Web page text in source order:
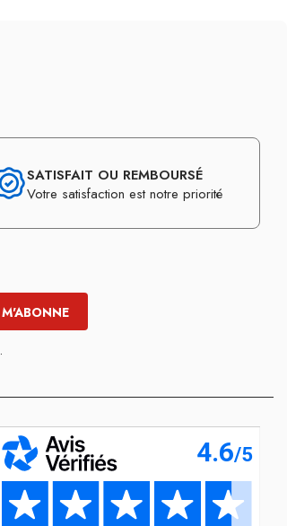
SATISFAIT OU REMBOURSÉ
Votre satisfaction est notre priorité
.